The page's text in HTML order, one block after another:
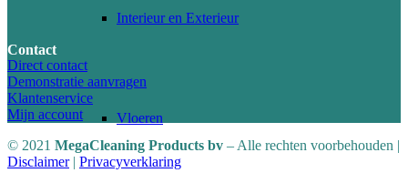
Interieur en Exterieur
Vloeren
Contact
Direct contact
Demonstratie aanvragen
Klantenservice
Mijn account
© 2021 MegaCleaning Products bv – Alle rechten voorbehouden |
Disclaimer| Privacyverklaring